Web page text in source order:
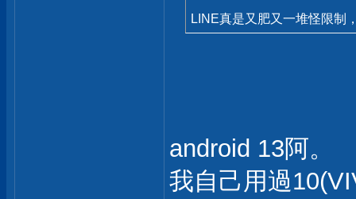
LINE真是又肥又一堆怪限制
android 13阿。
我自己用過